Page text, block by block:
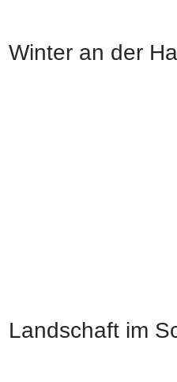
Winter an der
Landschaft im